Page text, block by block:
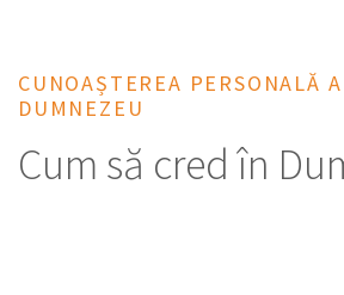
CUNOAȘTEREA PERSONALĂ
DUMNEZEU
Cum să cred în